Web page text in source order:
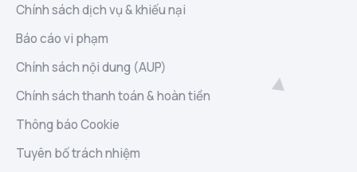
Chính sách dịch vụ & khiếu nại
Báo cáo vi phạm
Chính sách nội dung (AUP)
Chính sách thanh toán & hoàn tiền
Thông báo Cookie
Tuyên bố trách nhiệm